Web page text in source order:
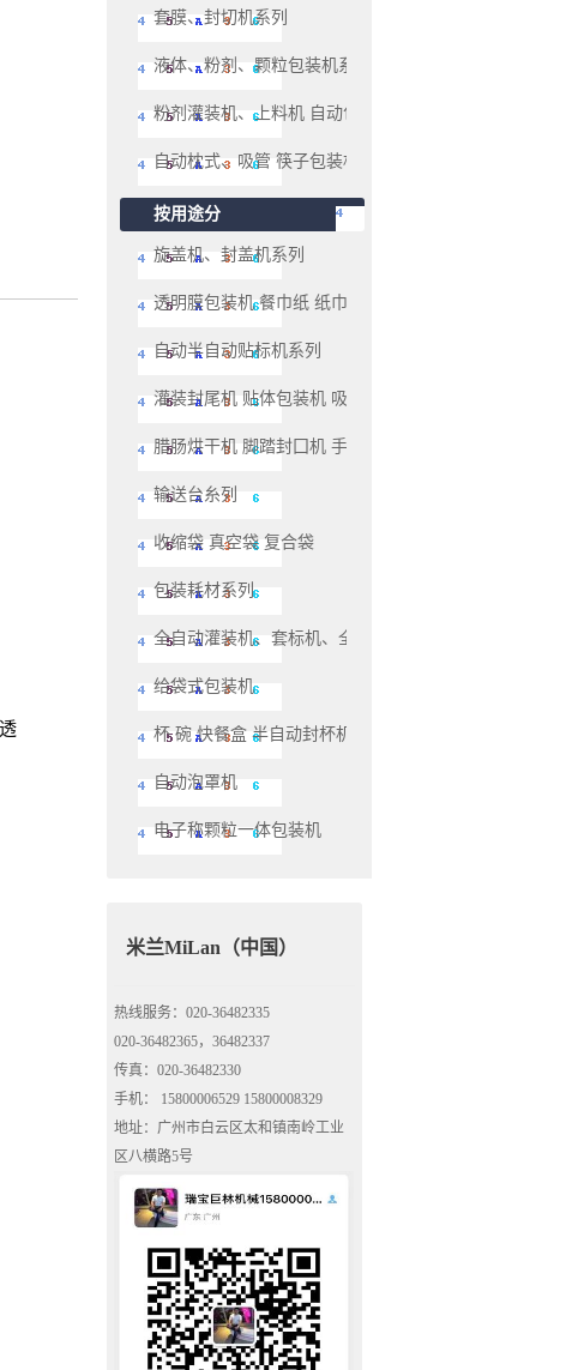
套膜、封切机系列
液体、粉剂、颗粒包装机系列
粉剂灌装机、上料机 自动包装机系列
自动枕式、吸管 筷子包装机
按用途分
旋盖机、封盖机系列
透明膜包装机 餐巾纸 纸巾 包装机系列
自动半自动贴标机系列
灌装封尾机 贴体包装机 吸塑包装机系列
腊肠烘干机 脚踏封囗机 手压封口机系列
输送台糸列
收缩袋 真空袋 复合袋
包装耗材系列
全自动灌装机、套标机、全自动生产线灌装机系列
给袋式包装机
杯 碗 快餐盒 半自动封杯机和自动封杯机
自动泡罩机
电子称颗粒一体包装机
米兰MiLan（中国）
热线服务：020-36482335
020-36482365，36482337
传真：020-36482330
手机： 15800006529 15800008329
地址：广州市白云区太和镇南岭工业
区八横路5号